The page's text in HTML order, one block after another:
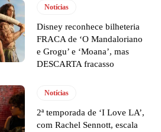
Notícias
Disney reconhece bilheteria
FRACA de ‘O Mandaloriano
e Grogu’ e ‘Moana’, mas
DESCARTA fracasso
Notícias
2ª temporada de ‘I Love LA’,
com Rachel Sennott, escala